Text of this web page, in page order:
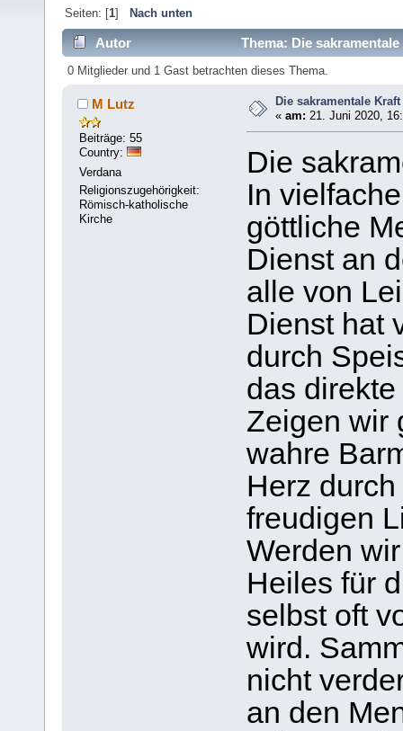
Seiten: [1] Nach unten
Autor Thema: Die
0 Mitglieder und 1 Gast betrachten dieses Thema.
M Lutz
Beiträge: 55
Country:
Verdana
Religionszugehörigkeit:
Römisch-katholische
Kirche
Die sakramentale
«am: 21. Juni 2020,
Die
In
göttliche
Dienst an
alle von
Dienst hat
durch
das
Zeigen wir
wahre
Herz
freudigen
Werden
Heiles für
selbst oft
wird.
nicht
an den